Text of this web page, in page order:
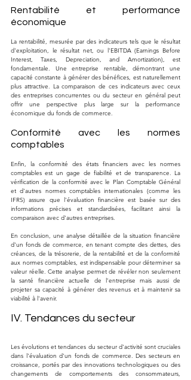
Rentabilité et performance
économique
La rentabilité, mesurée par des indicateurs tels que le résultat
d'exploitation, le résultat net, ou l'EBITDA (Earnings Before
Interest, Taxes, Depreciation, and Amortization), est
fondamentale. Une entreprise rentable, démontrant une
capacité constante à générer des bénéfices, est naturellement
plus attractive. La comparaison de ces indicateurs avec ceux
des entreprises concurrentes ou du secteur en général peut
offrir une perspective plus large sur la performance
économique du fonds de commerce.
Conformité avec les normes
comptables
Enfin, la conformité des états financiers avec les normes
comptables est un gage de fiabilité et de transparence. La
vérification de la conformité avec le Plan Comptable Général
et d'autres normes comptables internationales (comme les
IFRS) assure que l'évaluation financière est basée sur des
informations précises et standardisées, facilitant ainsi la
comparaison avec d'autres entreprises.
En conclusion, une analyse détaillée de la situation financière
d'un fonds de commerce, en tenant compte des dettes, des
créances, de la trésorerie, de la rentabilité et de la conformité
aux normes comptables, est indispensable pour déterminer sa
valeur réelle. Cette analyse permet de révéler non seulement
la santé financière actuelle de l'entreprise mais aussi de
projeter sa capacité à générer des revenus et à maintenir sa
viabilité à l'avenir.
IV. Tendances du secteur
Les évolutions et tendances du secteur d'activité sont cruciales
dans l'évaluation d'un fonds de commerce. Des secteurs en
croissance, portés par des innovations technologiques ou des
changements de comportements des consommateurs,